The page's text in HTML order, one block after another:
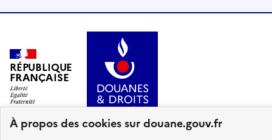
À propos des cookies sur douane.gouv.fr
RÉPUBLIQUE
FRANÇAISE